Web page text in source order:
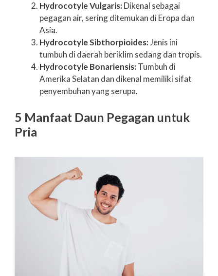
Hydrocotyle Vulgaris:Dikenal sebagai
pegagan air, sering ditemukan di Eropa dan
Asia.
Hydrocotyle Sibthorpioides:Jenis ini
tumbuh di daerah beriklim sedang dan tropis.
Hydrocotyle Bonariensis:Tumbuh di
Amerika Selatan dan dikenal memiliki sifat
penyembuhan yang serupa.
5 Manfaat Daun Pegagan untuk
Pria